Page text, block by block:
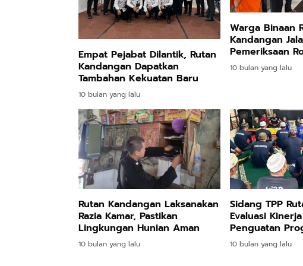
Empat Pejabat Dilantik, Rutan
Kandangan Dapatkan
Tambahan Kekuatan Baru
10 bulan yang lalu
Warga Binaan
Kandangan
Pemeriksaan
10 bulan yang lalu
Rutan Kandangan Laksanakan
Razia Kamar, Pastikan
Lingkungan Hunian Aman
10 bulan yang lalu
Sidang TPP
Evaluasi
Penguatan
Pembinaan
10 bulan yang lalu
Kewanitaan
Hygiene dengan
pH Balance dan
Aroma
Bubbelgum
Vanilla &
Hazelnut
ODY.CO 60ml
Pewangi /
Pengharum
Ruangan Tidur
Pengharum
Serbaguna
Putih
Laki
Rp37.400
BETADINE
FEMININE
HYGIENE
Pembersih
Kewanitaan
60ml
Shopee
Rp359.000
Jessie Beauty -
Bundle Ice
Cream Tint
Liptint All
Variant
Shopee
GET
Shopee